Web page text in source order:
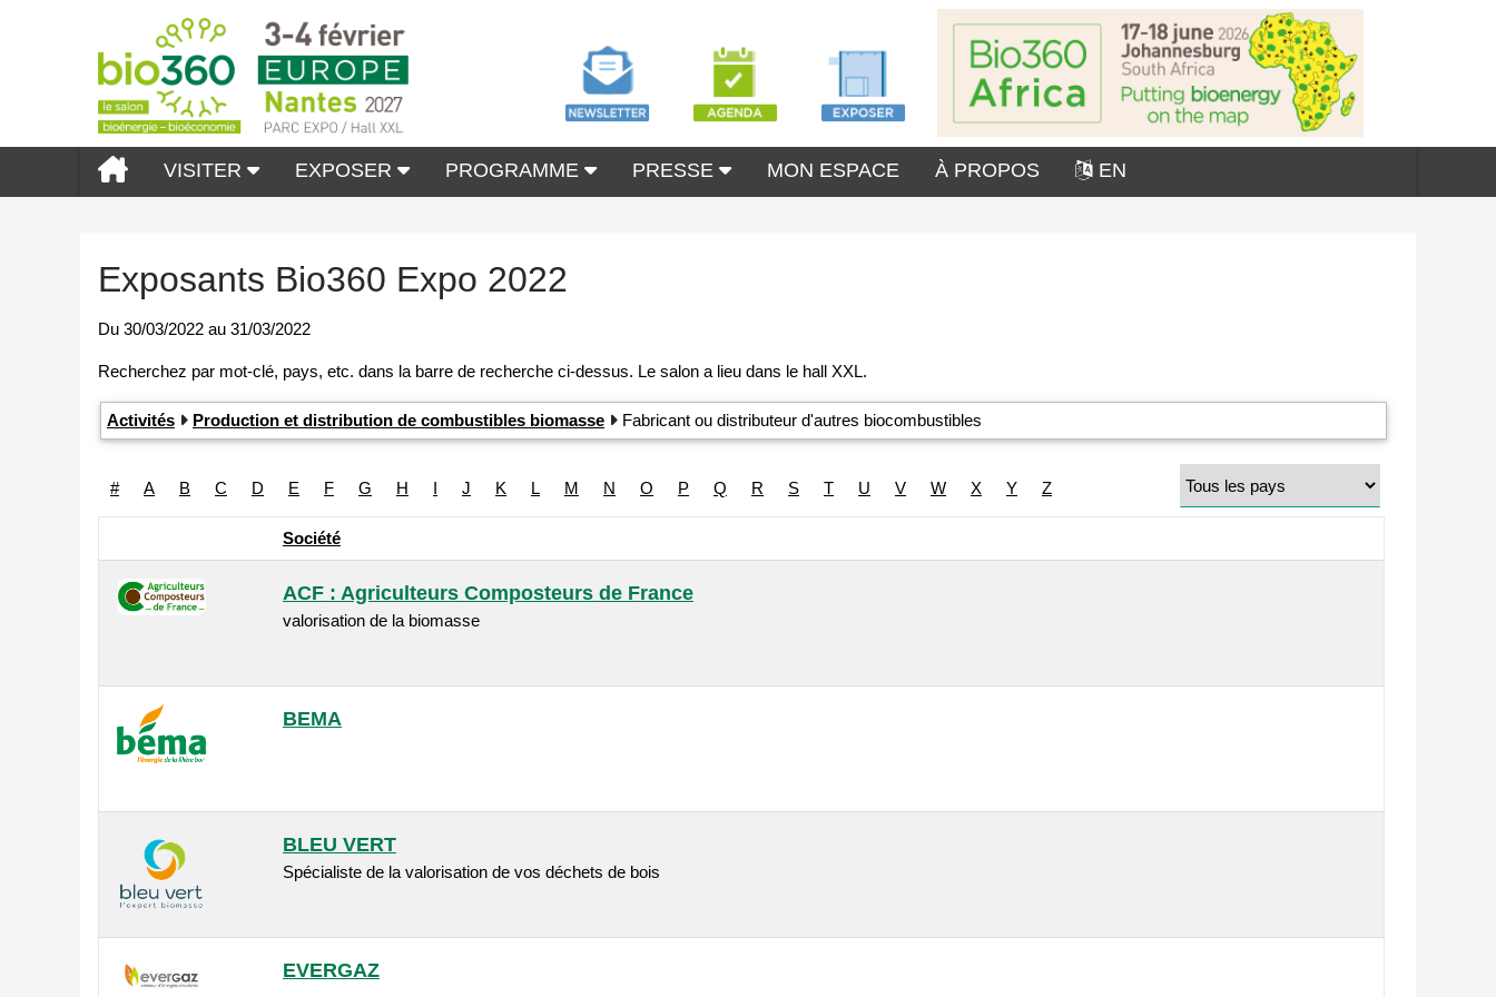
VISITER EXPOSER PROGRAMME PRESSE MON ESPACE À PROPOS EN
Exposants Bio360 Expo 2022
Du 30/03/2022 au 31/03/2022
Activités Production et distribution de combustibles biomasse Fabricant ou distributeur d'autres biocombustibles
# A B C D E F G H I J K L M N O P Q R S T U V W X Y Z
Société
ACF : Agriculteurs Composteurs de France
valorisation de la biomasse
BEMA
BLEU VERT
Spécialiste de la valorisation de vos déchets de bois
EVERGAZ